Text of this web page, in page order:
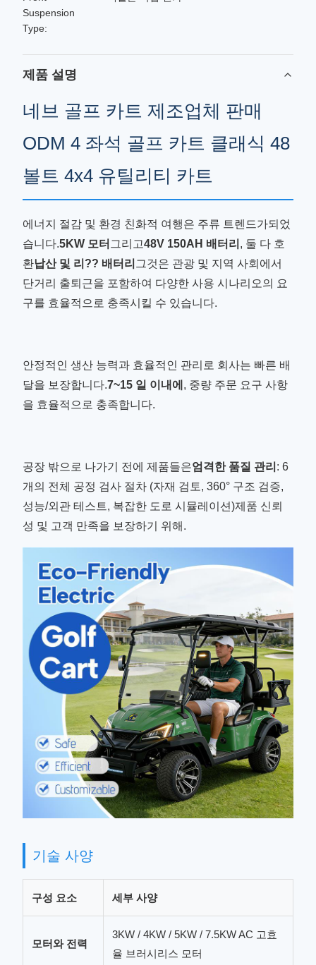
Suspension
Type:
제품 설명
네브 골프 카트 제조업체 판매
ODM 4 좌석 골프 카트 클래식 48
볼트 4x4 유틸리티 카트
에너지 절감 및 환경 친화적 여행은 주류 트렌드가되었
습니다.5KW 모터 그리고48V 150AH 배터리 , 둘 다 호
환납산 및 리?? 배터리 그것은 관광 및 지역 사회에서
단거리 출퇴근을 포함하여 다양한 사용 시나리오의 요
구를 효율적으로 충족시킬 수 있습니다.
안정적인 생산 능력과 효율적인 관리로 회사는 빠른 배
달을 보장합니다.7~15 일 이내에 , 중량 주문 요구 사항
을 효율적으로 충족합니다.
공장 밖으로 나가기 전에 제품들은엄격한 품질 관리 : 6
개의 전체 공정 검사 절차 (자재 검토, 360° 구조 검증,
성능/외관 테스트, 복잡한 도로 시뮬레이션)제품 신뢰
성 및 고객 만족을 보장하기 위해.
기술 사양
구성 요소 세부 사양
모터와 전력
3KW / 4KW / 5KW / 7.5KW AC 고효
율 브러시리스 모터